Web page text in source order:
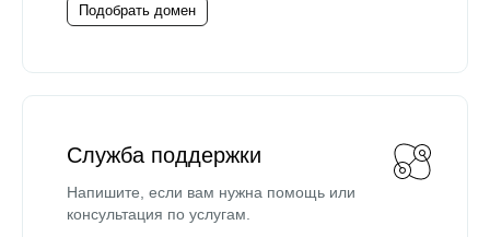
Подобрать домен
Служба поддержки
Напишите, если вам нужна помощь или
консультация по услугам.